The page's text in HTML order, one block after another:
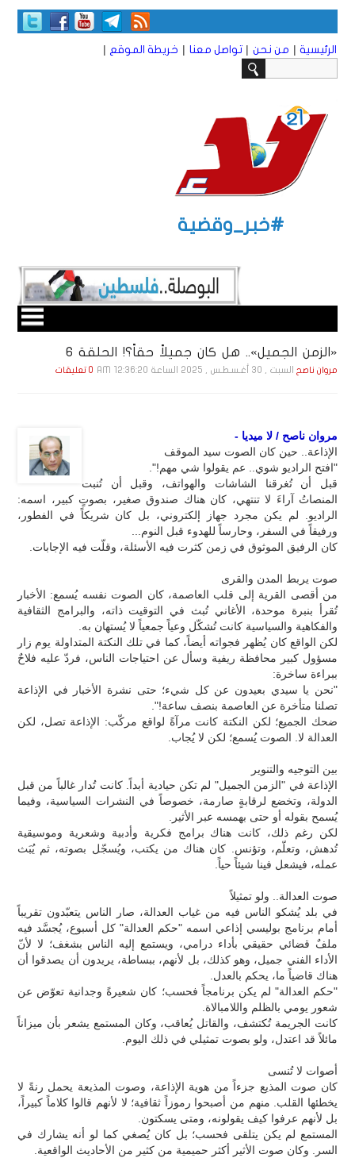
الرئيسية | من نحن | تواصل معنا | خريطة الموقع |
#خبر_وقضية
«الزمن الجميل».. هل كان جميلاً حقاً؟! الحلقة 6
مروان ناصح السبت , 30 أغـسـطـس , 2025 الساعة 12:36:20 AM 0 تعليقات
مروان ناصح / لا ميديا -
الإذاعة.. حين كان الصوت سيد الموقف
"افتح الراديو شوي.. عم يقولوا شي مهم!".
قبل أن تُغرقنا الشاشات والهواتف، وقبل أن تُنبت
المنصاتُ آراءَ لا تنتهي، كان هناك صندوق صغير، بصوتٍ كبير، اسمه:
الراديو. لم يكن مجرد جهاز إلكتروني، بل كان شريكاً في الفطور،
ورفيقاً في السفر، وحارساً للهدوء قبل النوم...
كان الرفيق الموثوق في زمن كثرت فيه الأسئلة، وقلّت فيه الإجابات.
صوت يربط المدن والقرى
من أقصى القرية إلى قلب العاصمة، كان الصوت نفسه يُسمع: الأخبار
تُقرأ بنبرة موحدة، الأغاني تُبث في التوقيت ذاته، والبرامج الثقافية
والفكاهية والسياسية كانت تُشكّل وعياً جمعياً لا يُستهان به.
لكن الواقع كان يُظهر فجواته أيضاً، كما في تلك النكتة المتداولة يوم زار
مسؤول كبير محافظة ريفية وسأل عن احتياجات الناس، فردّ عليه فلاحٌ
ببراءة ساخرة:
"نحن يا سيدي بعيدون عن كل شيء؛ حتى نشرة الأخبار في الإذاعة
تصلنا متأخرة عن العاصمة بنصف ساعة!".
ضحك الجميع؛ لكن النكتة كانت مرآةً لواقع مركّب: الإذاعة تصل، لكن
العدالة لا. الصوت يُسمع؛ لكن لا يُجاب.
بين التوجيه والتنوير
الإذاعة في "الزمن الجميل" لم تكن حيادية أبداً. كانت تُدار غالباً من قبل
الدولة، وتخضع لرقابةٍ صارمة، خصوصاً في النشرات السياسية، وفيما
يُسمح بقوله أو حتى بهمسه عبر الأثير.
لكن رغم ذلك، كانت هناك برامج فكرية وأدبية وشعرية وموسيقية
تُدهش، وتعلّم، وتؤنس. كان هناك من يكتب، ويُسجّل بصوته، ثم يُبَث
عمله، فيشعل فينا شيئاً حياً.
صوت العدالة.. ولو تمثيلاً
في بلد يُشكو الناس فيه من غياب العدالة، صار الناس يتعبّدون تقريباً
أمام برنامج بوليسي إذاعي اسمه "حكم العدالة" كل أسبوع، يُجسَّد فيه
ملفٌ قضائي حقيقي بأداء درامي، ويستمع إليه الناس بشغف؛ لا لأنّ
الأداء الفني جميل، وهو كذلك، بل لأنهم، ببساطة، يريدون أن يصدقوا أن
هناك قاضياً ما، يحكم بالعدل.
"حكم العدالة" لم يكن برنامجاً فحسب؛ كان شعيرةً وجدانية تعوّض عن
شعور يومي بالظلم واللامبالاة.
كانت الجريمة تُكتشف، والقاتل يُعاقب، وكان المستمع يشعر بأن ميزاناً
مائلاً قد اعتدل، ولو بصوت تمثيلي في ذلك اليوم.
أصوات لا تُنسى
كان صوت المذيع جزءاً من هوية الإذاعة، وصوت المذيعة يحمل رنةً لا
يخطئها القلب. منهم من أصبحوا رموزاً ثقافية؛ لا لأنهم قالوا كلاماً كبيراً،
بل لأنهم عرفوا كيف يقولونه، ومتى يسكتون.
المستمع لم يكن يتلقى فحسب؛ بل كان يُصغي كما لو أنه يشارك في
السر. وكان صوت الأثير أكثر حميمية من كثير من الأحاديث الواقعية.